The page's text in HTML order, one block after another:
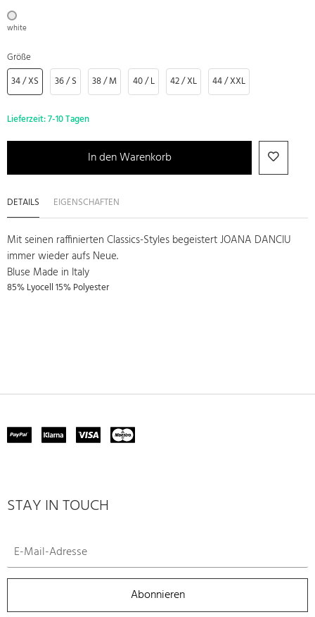
white
Größe
34 / XS
36 / S 38 / M 40 / L 42 / XL 44 / XXL
Lieferzeit:7-10 Tagen
In den Warenkorb
DETAILS EIGENSCHAFTEN
Mit seinen raffinierten Classics-Styles begeistert JOANA DANCIU
immer wieder aufs Neue.
Bluse Made in Italy
85% Lyocell 15% Polyester
STAY IN TOUCH
Abonnieren